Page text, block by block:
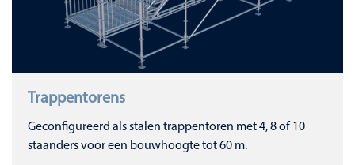
Trappentorens
Geconfigureerd als stalen trappentoren met 4, 8 of 10
staanders voor een bouwhoogte tot 60 m.